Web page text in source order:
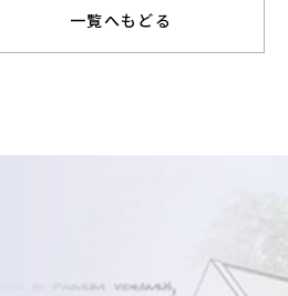
一覧へもどる